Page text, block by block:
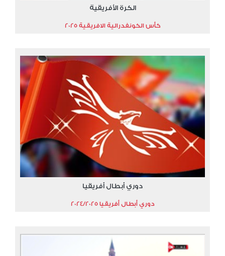
الكرة الأفريقية
كأس الكونفدرالية الافريقية 2025
دوري أبطال أفريقيا
دوري أبطال أفريقيا 2024/2025